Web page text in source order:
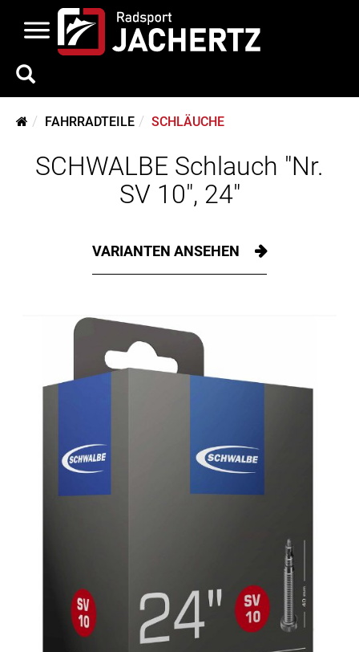
FAHRRADTEILE SCHLÄUCHE
SCHWALBE Schlauch "Nr.
SV 10", 24"
VARIANTEN ANSEHEN